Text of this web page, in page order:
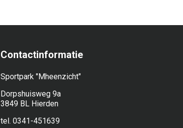
Contactinformatie
Sportpark "Mheenzicht"
Dorpshuisweg 9a
3849 BL Hierden
tel. 0341-451639